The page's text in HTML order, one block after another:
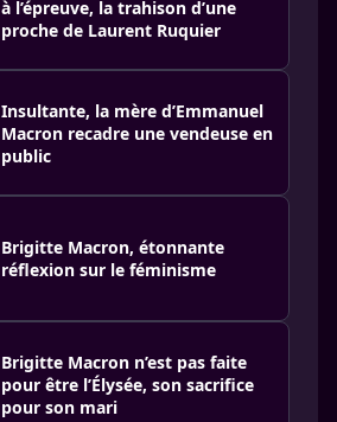
à l’épreuve, la trahison d’une
proche de Laurent Ruquier
Insultante, la mère d’Emmanuel
Macron recadre une vendeuse en
public
Brigitte Macron, étonnante
réflexion sur le féminisme
Brigitte Macron n’est pas faite
pour être l’Élysée, son sacrifice
pour son mari